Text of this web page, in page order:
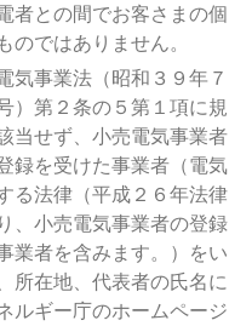
者との間でお客さまの個
のではありません。
気事業法（昭和３９年７
）第２条の５第１項に規
当せず、小売電気事業者
録を受けた事業者（電気
る法律（平成２６年法律
、小売電気事業者の登録
業者を含みます。）をい
所在地、代表者の氏名に
ルギー庁のホームページ